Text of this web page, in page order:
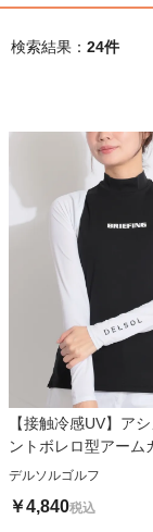
検索結果： 24件
【接触冷感UV】ア
ントボレロ型アーム
デルソルゴルフ
￥4,840税込